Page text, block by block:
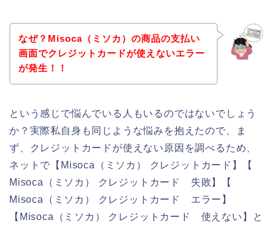
なぜ？Misoca（ミソカ）の商品の支払い
画面でクレジットカードが使えないエラー
が発生！！
という感じで悩んでいる人もいるのではないでしょう
か？実際私自身も同じような悩みを抱えたので、ま
ず、クレジットカードが使えない原因を調べるため、
ネットで【Misoca（ミソカ） クレジットカード】【
Misoca（ミソカ） クレジットカード 失敗】【
Misoca（ミソカ） クレジットカード エラー】
【Misoca（ミソカ） クレジットカード 使えない】と